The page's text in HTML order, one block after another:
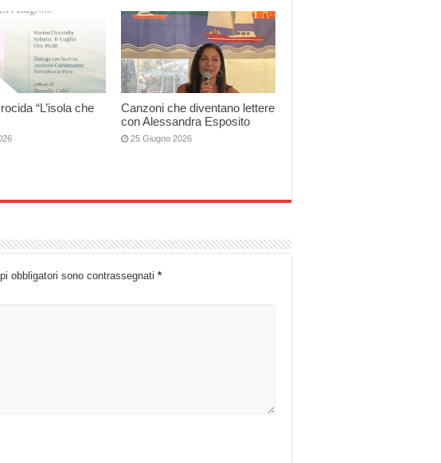
“L’isola che
Canzoni che diventano lettere
con Alessandra Esposito
25 Giugno 2026
obbligatori sono contrassegnati *